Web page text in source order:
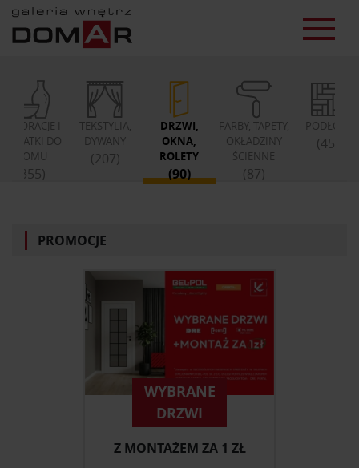
DEKORACJE I
DODATKI DO
DOMU
(355)
TEKSTYLIA,
DYWANY
(207)
DRZWI,
OKNA,
ROLETY
(90)
FARBY, TAPETY,
OKŁADZINY
ŚCIENNE
(87)
PODŁOGI
(45)
PROMOCJE
WYBRANE
DRZWI
Z MONTAŻEM ZA 1 ZŁ